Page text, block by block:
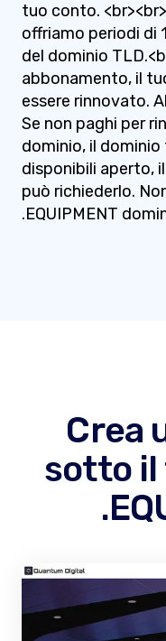
tuo conto.
offriamo periodi di
del dominio
abbonamento, il
essere rinnovato.
Se non paghi per
dominio, il
disponibili aperto,
può richiederlo.
.EQUIPMENT
Crea
sotto il